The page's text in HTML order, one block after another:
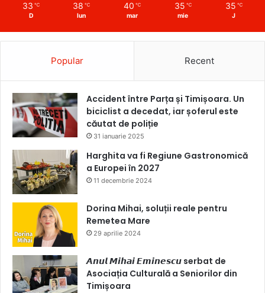
33 ℃
D
38 ℃
lun
40 ℃
mar
35 ℃
mie
35 ℃
J
Popular Recent
Accident între Parța și Timișoara. Un
biciclist a decedat, iar șoferul este
căutat de poliție
31 ianuarie 2025
Harghita va fi Regiune Gastronomică
a Europei în 2027
11 decembrie 2024
Dorina Mihai, soluții reale pentru
Remetea Mare
29 aprilie 2024
𝘼𝙣𝙪𝙡 𝙈𝙞𝙝𝙖𝙞 𝙀𝙢𝙞𝙣𝙚𝙨𝙘𝙪 serbat de
Asociația Culturală a Seniorilor din
Timișoara